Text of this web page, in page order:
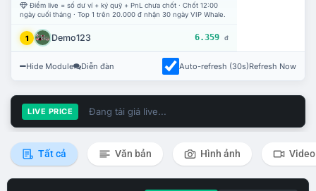
Điểm live = số dư ví + ký quỹ + PnL chưa chốt · Chốt 12:00
ngày cuối tháng · Top 1 trên 20.000 đ nhận 30 ngày VIP Whale.
1 Demo123 6.359 đ
Hide Module Diễn đàn Auto-refresh (30s)Refresh Now
LIVE PRICE Đang tải giá live...
Tất cả Văn bản Hình ảnh Video